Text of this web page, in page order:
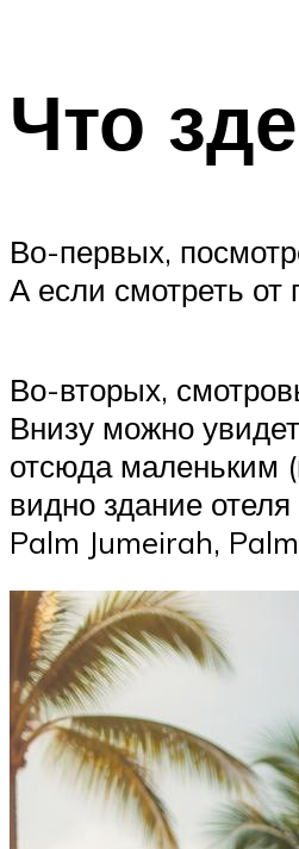
Что
Во-первых,
А если смотреть
Во-вторых,
Внизу можно
отсюда маленьким
видно здание
Palm Jumeirah,